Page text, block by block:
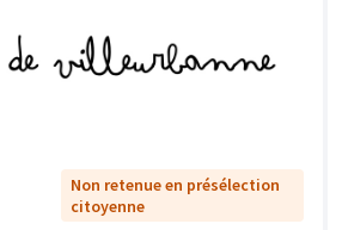
Non retenue en présélection
citoyenne